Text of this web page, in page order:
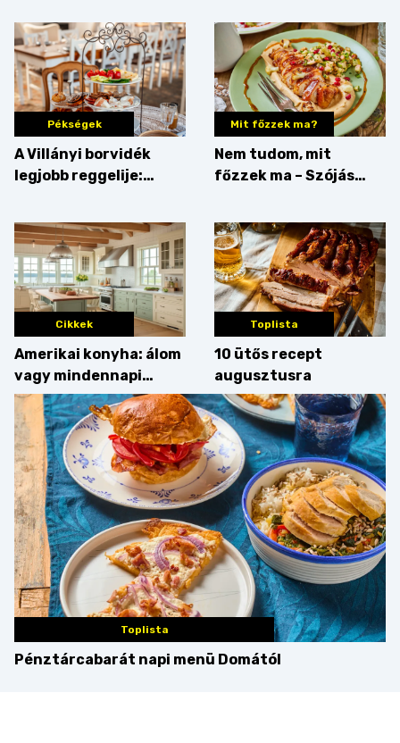
Pékségek
A Villányi borvidék
legjobb reggelije:
gourmet pékáruk
Palkonyán
Mit főzzek ma?
Nem tudom, mit
főzzek ma – Szójás
Cikkek
Amerikai konyha: álom
vagy mindennapi
bosszúság? Mutatjuk
az érveket
Toplista
10 ütős recept
augusztusra
Toplista
Pénztárcabarát napi menü Domától